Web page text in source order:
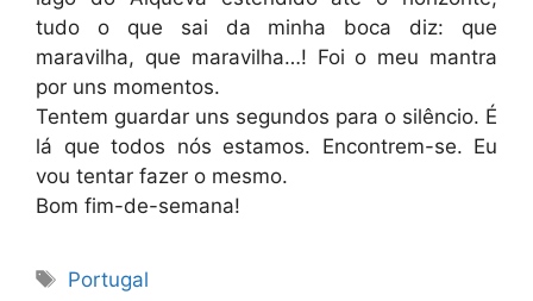
tudo o que sai da minha boca diz: que
maravilha, que maravilha…! Foi o meu mantra
por uns momentos.
Tentem guardar uns segundos para o silêncio. É
lá que todos nós estamos. Encontrem-se. Eu
vou tentar fazer o mesmo.
Bom fim-de-semana!
Etiquetas
Portugal